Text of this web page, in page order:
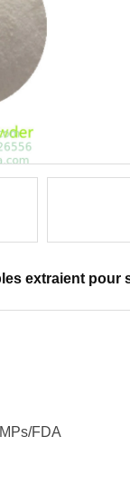
extraient pour
FDA